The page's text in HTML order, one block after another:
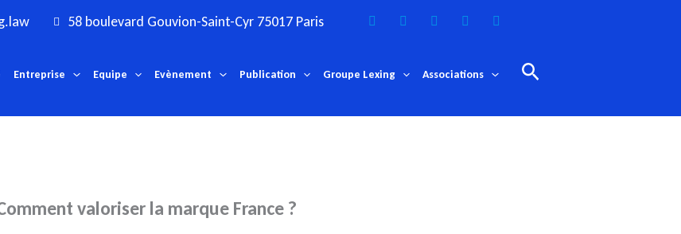
58 boulevard Gouvion-Saint-Cyr 75017 Paris
Entreprise Equipe Evènement Publication Groupe Lexing Associations Rechercher
valoriser la marque France ?